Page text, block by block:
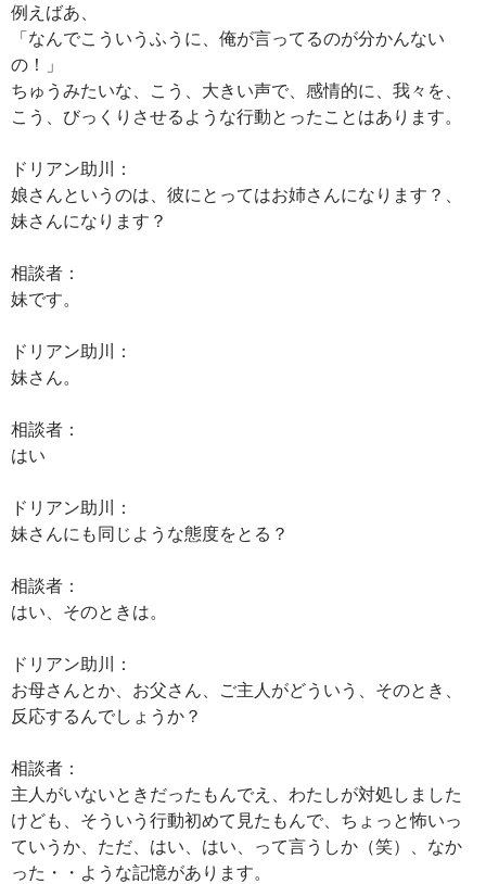
例えばあ、
「なんでこういうふうに、俺が言ってるのが分かんない
の！」
ちゅうみたいな、こう、大きい声で、感情的に、我々を、
こう、びっくりさせるような行動とったことはあります。
ドリアン助川：
娘さんというのは、彼にとってはお姉さんになります？、
妹さんになります？
相談者：
妹です。
ドリアン助川：
妹さん。
相談者：
はい
ドリアン助川：
妹さんにも同じような態度をとる？
相談者：
はい、そのときは。
ドリアン助川：
お母さんとか、お父さん、ご主人がどういう、そのとき、
反応するんでしょうか？
相談者：
主人がいないときだったもんでえ、わたしが対処しました
けども、そういう行動初めて見たもんで、ちょっと怖いっ
ていうか、ただ、はい、はい、って言うしか（笑）、なか
った・・ような記憶があります。